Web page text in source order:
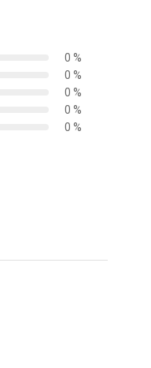
0 %
0 %
0 %
0 %
0 %